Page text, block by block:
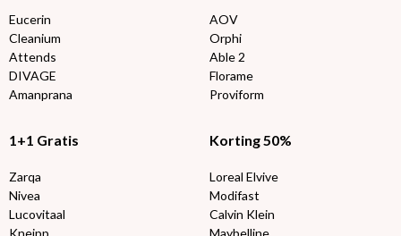
Eucerin
Cleanium
Attends
DIVAGE
Amanprana
AOV
Orphi
Able 2
Florame
Proviform
1+1 Gratis
Zarqa
Nivea
Lucovitaal
Kneipp
Korting 50%
Loreal Elvive
Modifast
Calvin Klein
Maybelline